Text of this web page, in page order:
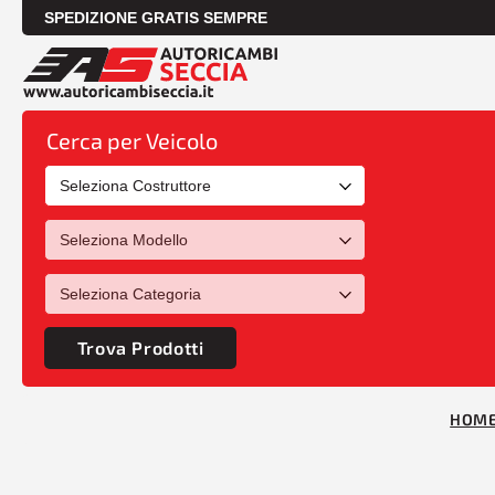
SPEDIZIONE GRATIS SEMPRE
Cerca per Veicolo
Trova Prodotti